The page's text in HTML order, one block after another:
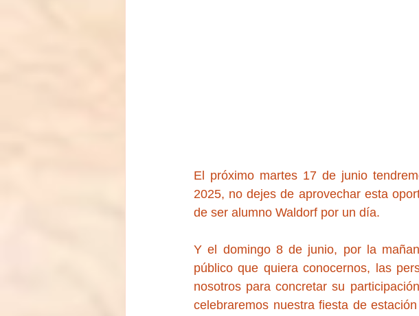
El próximo martes 17 de junio
2025, no dejes de aprovechar esta
de ser alumno Waldorf por un día.
Y el domingo 8 de junio, por la
público que quiera conocernos, las
nosotros para concretar su
celebraremos nuestra fiesta de